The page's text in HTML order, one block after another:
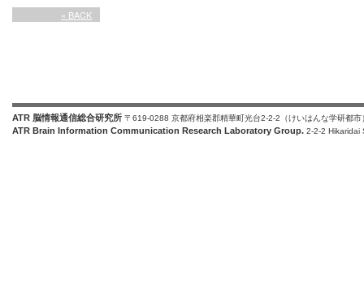
« BACK
ATR 脳情報通信総合研究所 〒619-0288 京都府相楽郡精華町光台2-2-2（けいはんな学研都市
ATR Brain Information Communication Research Laboratory Group. 2-2-2 Hikaridai